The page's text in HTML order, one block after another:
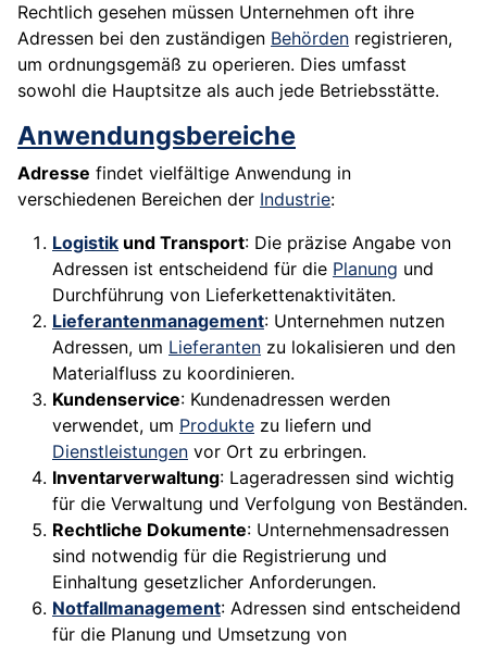
Rechtlich gesehen müssen Unternehmen oft ihre
Adressen bei den zuständigen Behörden registrieren,
um ordnungsgemäß zu operieren. Dies umfasst
sowohl die Hauptsitze als auch jede Betriebsstätte.
Anwendungsbereiche
Adresse findet vielfältige Anwendung in
verschiedenen Bereichen der Industrie:
Logistik und Transport: Die präzise Angabe von
Adressen ist entscheidend für die Planung und
Durchführung von Lieferkettenaktivitäten.
Lieferantenmanagement: Unternehmen nutzen
Adressen, um Lieferanten zu lokalisieren und den
Materialfluss zu koordinieren.
Kundenservice: Kundenadressen werden
verwendet, um Produkte zu liefern und
Dienstleistungen vor Ort zu erbringen.
Inventarverwaltung: Lageradressen sind wichtig
für die Verwaltung und Verfolgung von Beständen.
Rechtliche Dokumente: Unternehmensadressen
sind notwendig für die Registrierung und
Einhaltung gesetzlicher Anforderungen.
Notfallmanagement: Adressen sind entscheidend
für die Planung und Umsetzung von